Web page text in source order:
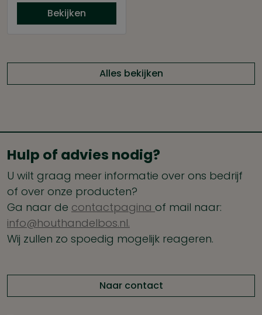
Bekijken
Alles bekijken
Hulp of advies nodig?
U wilt graag meer informatie over ons bedrijf
of over onze producten?
Ga naar de contactpagina of mail naar:
info@houthandelbos.nl.
Wij zullen zo spoedig mogelijk reageren.
Naar contact